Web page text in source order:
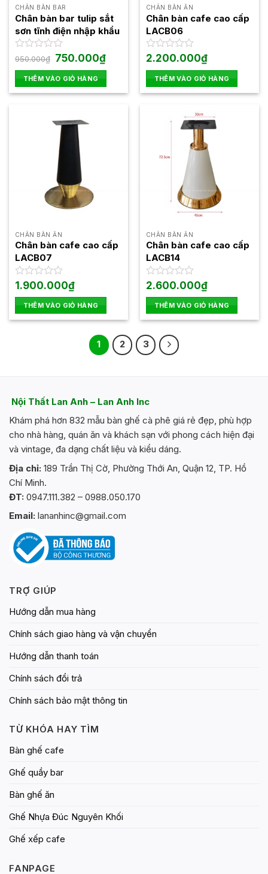
CHÂN BÀN BAR
Chân bàn bar tulip sắt
sơn tĩnh điện nhập khẩu
Được
hạng
0
5
950.000₫ Giá
gốc
là:
950.000₫.
750.000₫Giá
hiện
tại
là:
750.000₫.
THÊM VÀO GIỎ HÀNG
CHÂN BÀN ĂN
Chân bàn cafe cao cấp
LACB06
Được
hạng
0
5
2.200.000₫
THÊM VÀO GIỎ HÀNG
CHÂN BÀN ĂN
Chân bàn cafe cao cấp
LACB07
Được
hạng
0
5
1.900.000₫
THÊM VÀO GIỎ HÀNG
CHÂN BÀN ĂN
Chân bàn cafe cao cấp
LACB14
Được
hạng
0
5
2.600.000₫
THÊM VÀO GIỎ HÀNG
1 2 3
Nội Thất Lan Anh – Lan Anh Inc
Khám phá hơn 832 mẫu bàn ghế cà phê giá rẻ đẹp, phù hợp
cho nhà hàng, quán ăn và khách sạn với phong cách hiện đại
và vintage, đa dạng chất liệu và kiểu dáng.
Địa chỉ: 189 Trần Thị Cờ, Phường Thới An, Quận 12, TP. Hồ
Chí Minh.
ĐT: 0947.111.382 – 0988.050.170
Email: lananhinc@gmail.com
TRỢ GIÚP
Hướng dẫn mua hàng
Chính sách giao hàng và vận chuyển
Hướng dẫn thanh toán
Chính sách đổi trả
Chính sách bảo mật thông tin
TỪ KHÓA HAY TÌM
Bàn ghế cafe
Ghế quầy bar
Bàn ghế ăn
Ghế Nhựa Đúc Nguyên Khối
Ghế xếp cafe
FANPAGE